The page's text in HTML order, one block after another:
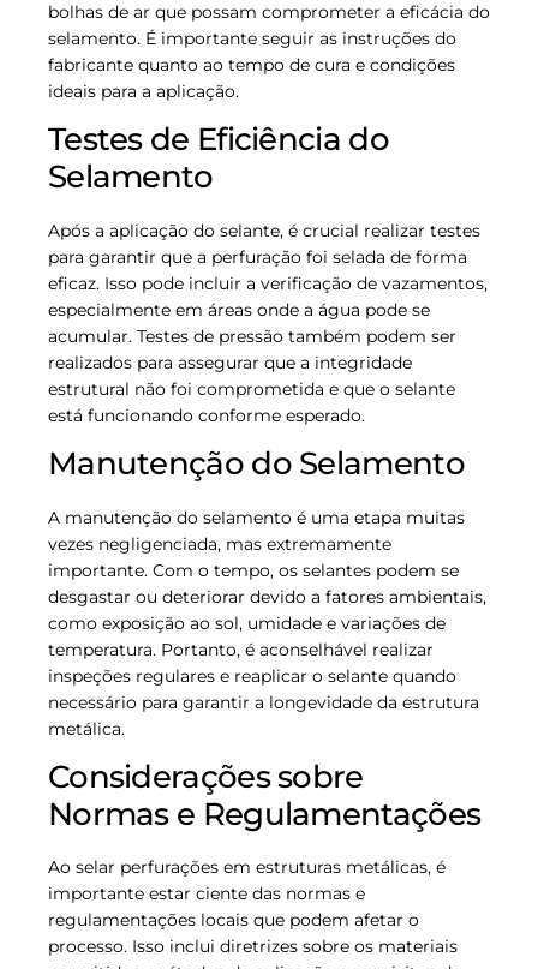
bolhas de ar que possam comprometer a eficácia do
selamento. É importante seguir as instruções do
fabricante quanto ao tempo de cura e condições
ideais para a aplicação.
Testes de Eficiência do
Selamento
Após a aplicação do selante, é crucial realizar testes
para garantir que a perfuração foi selada de forma
eficaz. Isso pode incluir a verificação de vazamentos,
especialmente em áreas onde a água pode se
acumular. Testes de pressão também podem ser
realizados para assegurar que a integridade
estrutural não foi comprometida e que o selante
está funcionando conforme esperado.
Manutenção do Selamento
A manutenção do selamento é uma etapa muitas
vezes negligenciada, mas extremamente
importante. Com o tempo, os selantes podem se
desgastar ou deteriorar devido a fatores ambientais,
como exposição ao sol, umidade e variações de
temperatura. Portanto, é aconselhável realizar
inspeções regulares e reaplicar o selante quando
necessário para garantir a longevidade da estrutura
metálica.
Considerações sobre
Normas e Regulamentações
Ao selar perfurações em estruturas metálicas, é
importante estar ciente das normas e
regulamentações locais que podem afetar o
processo. Isso inclui diretrizes sobre os materiais